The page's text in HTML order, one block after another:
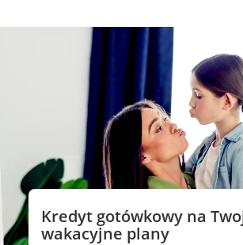
Kredyt gotówkowy na
wakacyjne plany